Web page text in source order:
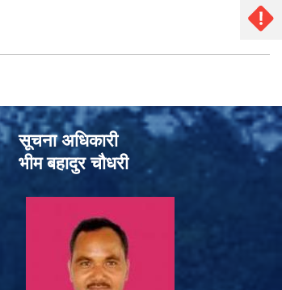
सूचना अधिकारी
भीम बहादुर चौधरी